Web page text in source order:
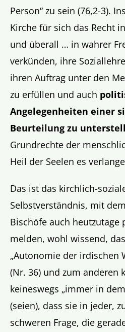
Person“ zu sein (76,2-3).
Kirche für sich das Recht
und überall … in wahrer
verkünden, ihre
ihren Auftrag unter den
zu erfüllen und auch
Angelegenheiten einer
Beurteilung zu
Grundrechte der
Heil der Seelen es
Das ist das kirchlich-
Selbstverständnis, mit
Bischöfe auch heutzutage
melden, wohl wissend,
„Autonomie der irdischen
(Nr. 36) und zum anderen
keineswegs „immer in
(seien), dass sie in jeder,
schweren Frage, die